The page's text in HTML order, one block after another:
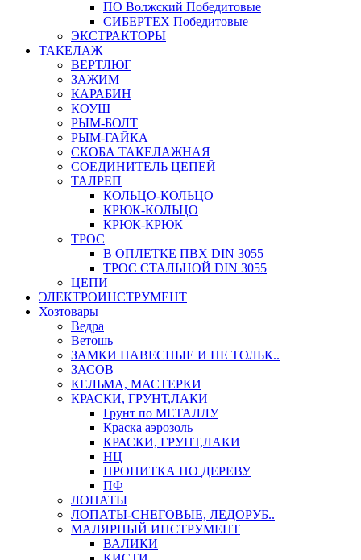
ПО Волжский Победитовые
СИБЕРТЕХ Победитовые
ЭКСТРАКТОРЫ
ТАКЕЛАЖ
ВЕРТЛЮГ
ЗАЖИМ
КАРАБИН
КОУШ
РЫМ-БОЛТ
РЫМ-ГАЙКА
СКОБА ТАКЕЛАЖНАЯ
СОЕДИНИТЕЛЬ ЦЕПЕЙ
ТАЛРЕП
КОЛЬЦО-КОЛЬЦО
КРЮК-КОЛЬЦО
КРЮК-КРЮК
ТРОС
В ОПЛЕТКЕ ПВХ DIN 3055
ТРОС СТАЛЬНОЙ DIN 3055
ЦЕПИ
ЭЛЕКТРОИНСТРУМЕНТ
Хозтовары
Ведра
Ветошь
ЗАМКИ НАВЕСНЫЕ И НЕ ТОЛЬК..
ЗАСОВ
КЕЛЬМА, МАСТЕРКИ
КРАСКИ, ГРУНТ,ЛАКИ
Грунт по МЕТАЛЛУ
Краска аэрозоль
КРАСКИ, ГРУНТ,ЛАКИ
НЦ
ПРОПИТКА ПО ДЕРЕВУ
ПФ
ЛОПАТЫ
ЛОПАТЫ-СНЕГОВЫЕ, ЛЕДОРУБ..
МАЛЯРНЫЙ ИНСТРУМЕНТ
ВАЛИКИ